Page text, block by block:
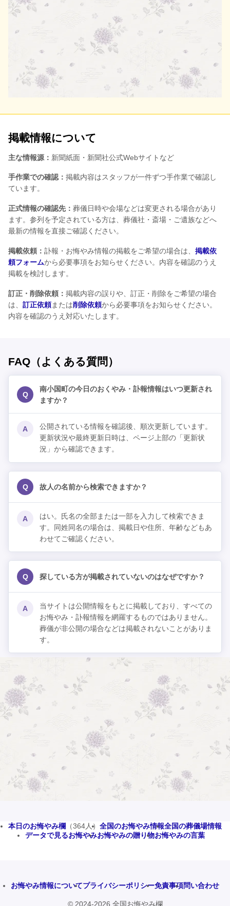
掲載情報について
主な情報源： 新聞紙面・新聞社公式Webサイトなど
手作業での確認： 掲載内容はスタッフが一件ずつ手作業で確認し
ています。
正式情報の確認先： 葬儀日時や会場などは変更される場合があり
ます。参列を予定されている方は、葬儀社・斎場・ご遺族などへ
最新の情報を直接ご確認ください。
掲載依頼： 訃報・お悔やみ情報の掲載をご希望の場合は、 掲載依
頼フォームから必要事項をお知らせください。内容を確認のうえ
掲載を検討します。
訂正・削除依頼： 掲載内容の誤りや、訂正・削除をご希望の場合
は、 訂正依頼または削除依頼から必要事項をお知らせください。
内容を確認のうえ対応いたします。
FAQ（よくある質問）
Q
南小国町の今日のおくやみ・訃報情報はいつ更新され
ますか？
A
公開されている情報を確認後、順次更新しています。
更新状況や最終更新日時は、ページ上部の「更新状
況」から確認できます。
Q 故人の名前から検索できますか？
A
はい。氏名の全部または一部を入力して検索できま
す。同姓同名の場合は、掲載日や住所、年齢などもあ
わせてご確認ください。
Q 探している方が掲載されていないのはなぜですか？
A
当サイトは公開情報をもとに掲載しており、すべての
お悔やみ・訃報情報を網羅するものではありません。
葬儀が非公開の場合などは掲載されないことがありま
す。
本日のお悔やみ欄 （364人） 全国のお悔やみ情報全国の葬儀場情報
データで見るお悔やみお悔やみの贈り物お悔やみの言葉
お悔やみ情報についてプライバシーポリシー免責事項問い合わせ
© 2024-2026 全国お悔やみ欄